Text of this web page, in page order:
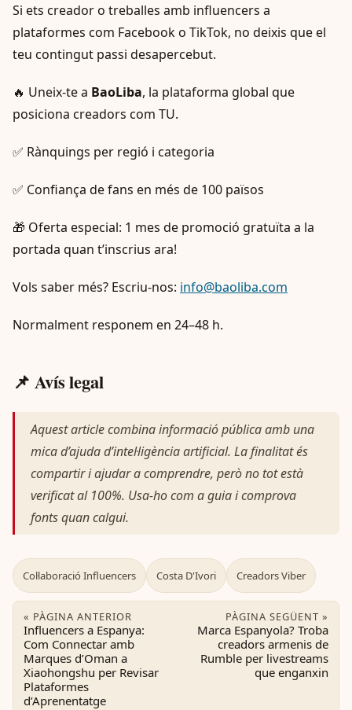
Si ets creador o treballes amb influencers a
plataformes com Facebook o TikTok, no deixis que el
teu contingut passi desapercebut.
🔥 Uneix-te a BaoLiba, la plataforma global que
posiciona creadors com TU.
✅ Rànquings per regió i categoria
✅ Confiança de fans en més de 100 països
🎁 Oferta especial: 1 mes de promoció gratuïta a la
portada quan t’inscrius ara!
Vols saber més? Escriu-nos: info@baoliba.com
Normalment responem en 24–48 h.
📌 Avís legal
Aquest article combina informació pública amb una
mica d’ajuda d’intel·ligència artificial. La finalitat és
compartir i ajudar a comprendre, però no tot està
verificat al 100%. Usa-ho com a guia i comprova
fonts quan calgui.
Col·laboració Influencers Costa D'Ivori Creadors Viber
« PÀGINA ANTERIOR
Influencers a Espanya:
Com Connectar amb
Marques d’Oman a
Xiaohongshu per Revisar
Plataformes
d’Aprenentatge
PÀGINA SEGÜENT »
Marca Espanyola? Troba
creadors armenis de
Rumble per livestreams
que enganxin